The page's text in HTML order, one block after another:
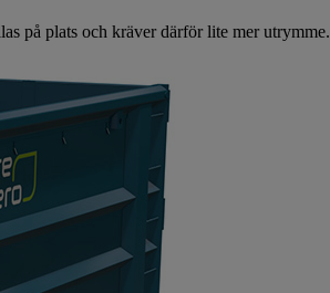
på plats och kräver därför lite mer utrymme.